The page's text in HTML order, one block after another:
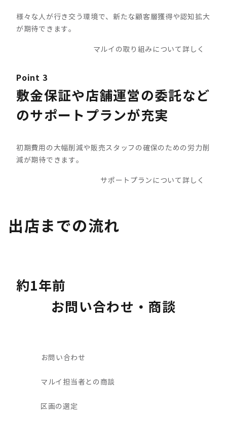
マルイの取り組みについて詳しく
様々な人が行き交う環境で、新たな顧客層獲得や認知拡大
が期待できます。
サポートプランについて詳しく
初期費用の大幅削減や販売スタッフの確保のための労力削
減が期待できます。
Point 3
敷金保証や店舗運営の委託など
のサポートプランが充実
お問い合わせ
マルイ担当者との商談
区画の選定
お問い合わせ・商談
約1年前
出店までの流れ